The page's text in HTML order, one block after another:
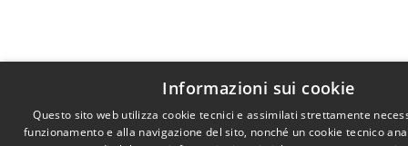
Informazioni sui cookie
Questo sito web utilizza cookie tecnici e assimilati strettamente
funzionamento e alla navigazione del sito, nonché un cookie tecnico